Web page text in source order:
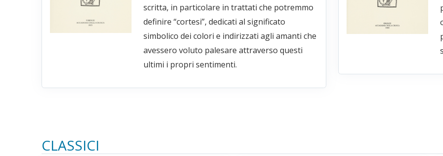
scritta, in particolare in trattati che potremmo
definire “cortesi”, dedicati al significato
simbolico dei colori e indirizzati agli amanti che
avessero voluto palesare attraverso questi
ultimi i propri sentimenti.
CLASSICI